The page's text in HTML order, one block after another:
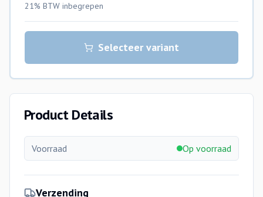
21% BTW inbegrepen
Selecteer variant
Product Details
Voorraad Op voorraad
Verzending